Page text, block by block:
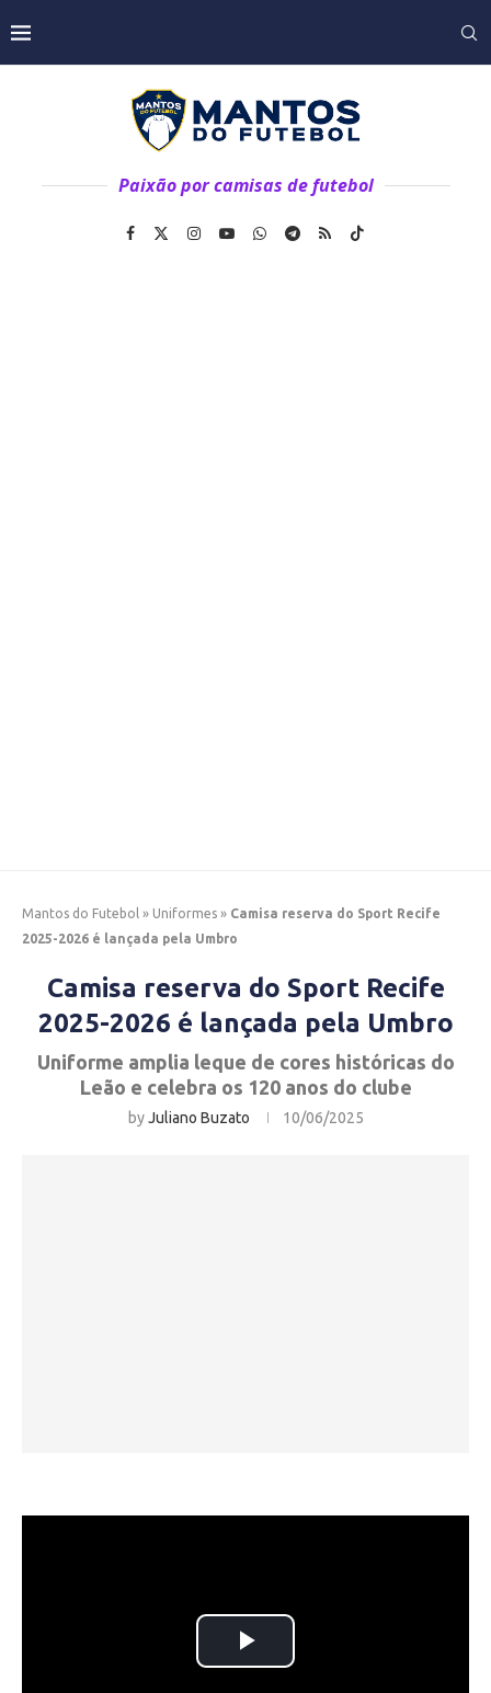
Paixão por camisas de futebol
Mantos do Futebol » Uniformes » Camisa reserva do Sport Recife
2025-2026 é lançada pela Umbro
Camisa reserva do Sport Recife
2025-2026 é lançada pela Umbro
Uniforme amplia leque de cores históricas do
Leão e celebra os 120 anos do clube
byJuliano Buzato 10/06/2025